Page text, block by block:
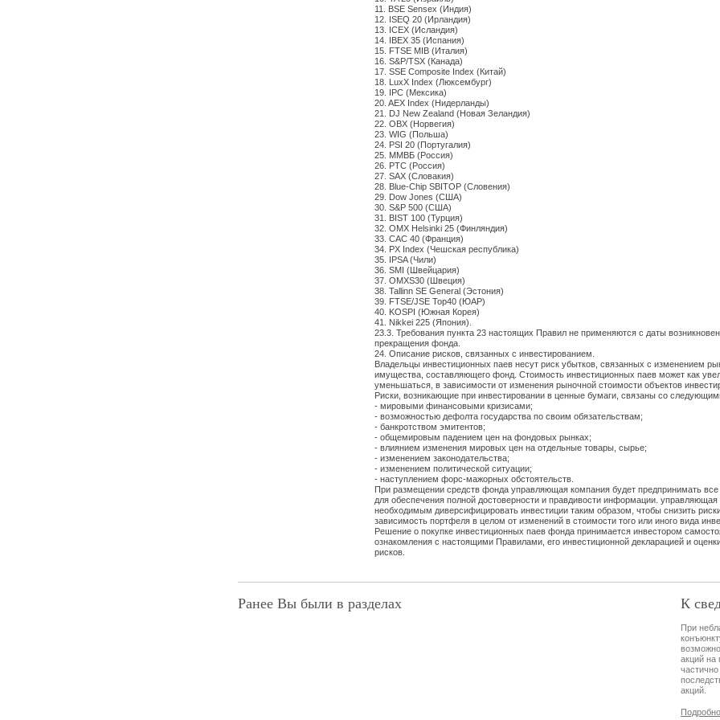
11. BSE Sensex (Индия)
12. ISEQ 20 (Ирландия)
13. ICEX (Исландия)
14. IBEX 35 (Испания)
15. FTSE MIB (Италия)
16. S&P/TSX (Канада)
17. SSE Composite Index (Китай)
18. LuxX Index (Люксембург)
19. IPC (Мексика)
20. AEX Index (Нидерланды)
21. DJ New Zealand (Новая Зеландия)
22. OBX (Норвегия)
23. WIG (Польша)
24. PSI 20 (Португалия)
25. ММВБ (Россия)
26. РТС (Россия)
27. SAX (Словакия)
28. Blue-Chip SBITOP (Словения)
29. Dow Jones (США)
30. S&P 500 (США)
31. BIST 100 (Турция)
32. OMX Helsinki 25 (Финляндия)
33. CAC 40 (Франция)
34. PX Index (Чешская республика)
35. IPSA (Чили)
36. SMI (Швейцария)
37. OMXS30 (Швеция)
38. Tallinn SE General (Эстония)
39. FTSE/JSE Top40 (ЮАР)
40. KOSPI (Южная Корея)
41. Nikkei 225 (Япония).
23.3. Требования пункта 23 настоящих Правил не применяются с даты
прекращения фонда.
24. Описание рисков, связанных с инвестированием.
Владельцы инвестиционных паев несут риск убытков, связанных с изменением
имущества, составляющего фонд. Стоимость инвестиционных паев может как
уменьшаться, в зависимости от изменения рыночной стоимости объектов
Риски, возникающие при инвестировании в ценные бумаги, связаны со
- мировыми финансовыми кризисами;
- возможностью дефолта государства по своим обязательствам;
- банкротством эмитентов;
- общемировым падением цен на фондовых рынках;
- влиянием изменения мировых цен на отдельные товары, сырье;
- изменением законодательства;
- изменением политической ситуации;
- наступлением форс-мажорных обстоятельств.
При размещении средств фонда управляющая компания будет предпринимать
для обеспечения полной достоверности и правдивости информации. управляющая
необходимым диверсифицировать инвестиции таким образом, чтобы снизить
зависимость портфеля в целом от изменений в стоимости того или иного вида
Решение о покупке инвестиционных паев фонда принимается инвестором
ознакомления с настоящими Правилами, его инвестиционной декларацией и
рисков.
Ранее Вы были в разделах К
При
акций на
акций.